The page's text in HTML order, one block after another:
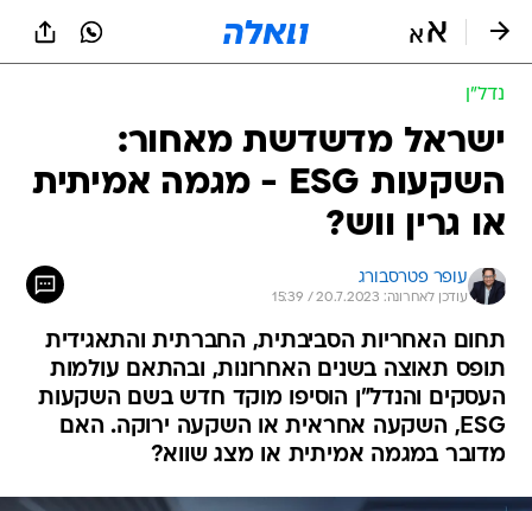
נדל״ן
ישראל מדשדשת מאחור:
השקעות ESG - מגמה אמיתית
או גרין ווש?
עופר פטרסבורג
עודכן לאחרונה: 20.7.2023 / 15:39
תחום האחריות הסביבתית, החברתית והתאגידית
תופס תאוצה בשנים האחרונות, ובהתאם עולמות
העסקים והנדל"ן הוסיפו מוקד חדש בשם השקעות
ESG, השקעה אחראית או השקעה ירוקה. האם
מדובר במגמה אמיתית או מצג שווא?